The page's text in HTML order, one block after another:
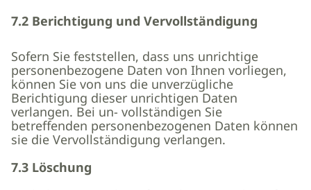
7.2 Berichtigung und Vervollständigung
Sofern Sie feststellen, dass uns unrichtige
personenbezogene Daten von Ihnen vorliegen,
können Sie von uns die unverzügliche
Berichtigung dieser unrichtigen Daten
verlangen. Bei un- vollständigen Sie
betreffenden personenbezogenen Daten können
sie die Vervollständigung verlangen.
7.3 Löschung